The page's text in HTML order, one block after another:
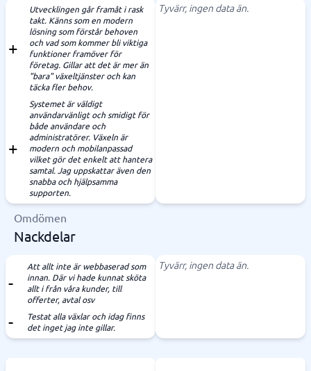
Utvecklingen går framåt i rask
takt. Känns som en modern
lösning som förstår behoven
och vad som kommer bli viktiga
funktioner framöver för
företag. Gillar att det är mer än
"bara" växeltjänster och kan
täcka fler behov.
Systemet är väldigt
användarvänligt och smidigt för
både användare och
administratörer. Växeln är
modern och mobilanpassad
vilket gör det enkelt att hantera
samtal. Jag uppskattar även den
snabba och hjälpsamma
supporten.
Tyvärr, ingen data än.
Omdömen
Nackdelar
Att allt inte är webbaserad som
innan. Där vi hade kunnat sköta
allt i från våra kunder, till
offerter, avtal osv
Testat alla växlar och idag finns
det inget jag inte gillar.
Tyvärr, ingen data än.